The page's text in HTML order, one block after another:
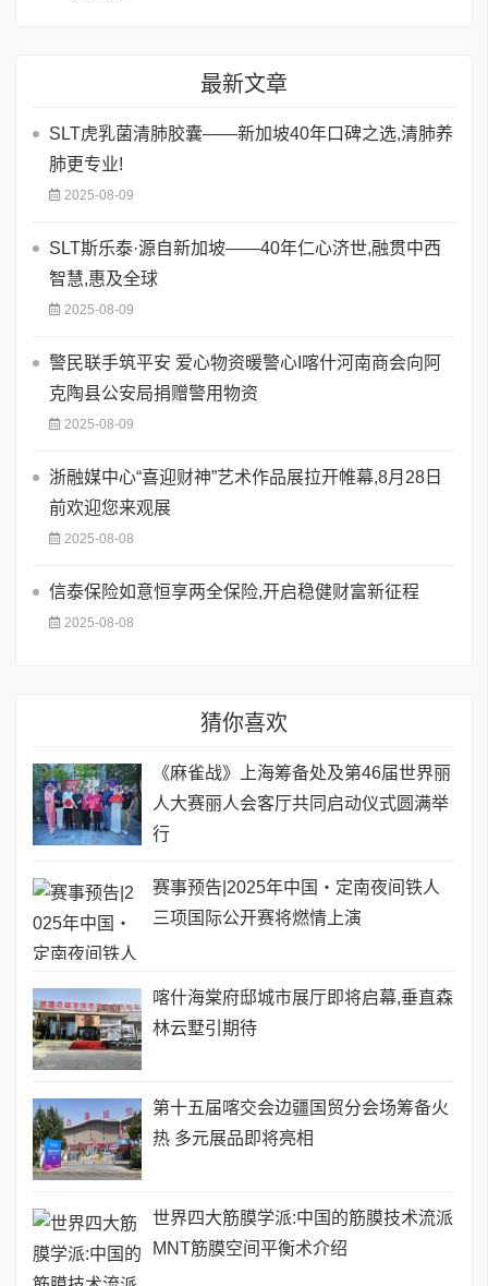
最新文章
SLT虎乳菌清肺胶囊——新加坡40年口碑之选,清肺养
肺更专业!
2025-08-09
SLT斯乐泰·源自新加坡——40年仁心济世,融贯中西
智慧,惠及全球
2025-08-09
警民联手筑平安 爱心物资暖警心I喀什河南商会向阿
克陶县公安局捐赠警用物资
2025-08-09
浙融媒中心“喜迎财神”艺术作品展拉开帷幕,8月28日
前欢迎您来观展
2025-08-08
信泰保险如意恒享两全保险,开启稳健财富新征程
2025-08-08
猜你喜欢
《麻雀战》上海筹备处及第46届世界丽
人大赛丽人会客厅共同启动仪式圆满举
行
赛事预告|2025年中国・定南夜间铁人
三项国际公开赛将燃情上演
喀什海棠府邸城市展厅即将启幕,垂直森
林云墅引期待
第十五届喀交会边疆国贸分会场筹备火
热 多元展品即将亮相
世界四大筋膜学派:中国的筋膜技术流派
MNT筋膜空间平衡术介绍